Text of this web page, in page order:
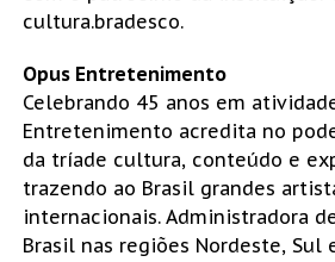
cultura.bradesco.
Opus Entretenimento
Celebrando 45 anos em
Entretenimento acredita no
da tríade cultura, conteúdo e
trazendo ao Brasil grandes
internacionais. Administradora
Brasil nas regiões Nordeste, Sul